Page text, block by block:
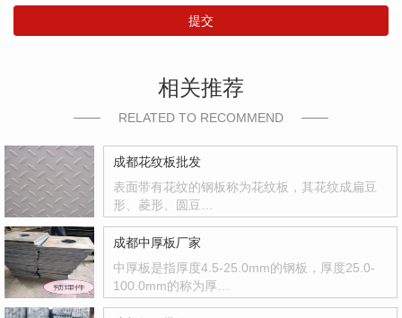
提交
相关推荐
RELATED TO RECOMMEND
成都花纹板批发
表面带有花纹的钢板称为花纹板，其花纹成扁豆
形、菱形、圆豆…
成都中厚板厂家
中厚板是指厚度4.5-25.0mm的钢板，厚度25.0-
100.0mm的称为厚…